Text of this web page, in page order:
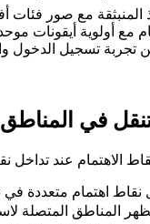
المنبثقة مع صور
مع أولوية أيقونات
تجربة تسجيل الدخول
في
الاهتمام عند
نقاط اهتمام متعددة
المناطق المتصلة